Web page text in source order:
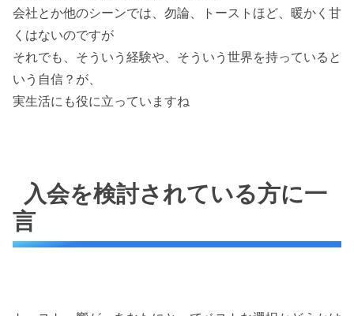
会社とか他のシーンでは、勿論、トーストほど、暖かく甘
くはないのですが
それでも、そういう経験や、そういう世界を持っていると
いう自信？が、
実生活にも役に立っていますね
入会を検討されている方に一
言